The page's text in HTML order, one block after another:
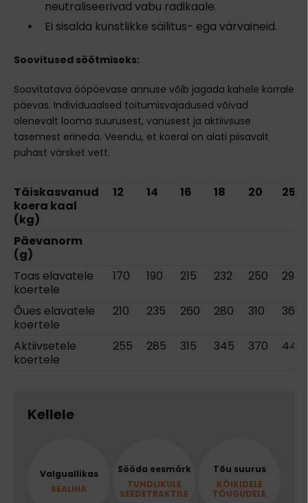
neutraliseerivad vabu radikaale.
Ei sisalda kunstlikke säilitus- ega värvaineid.
Soovitused söötmiseks:
Soovitatava ööpäevase annuse võib jagada kahele korrale
päevas. Individuaalsed toitumisvajadused võivad
olenevalt looma suurusest, vanusest ja aktiivsuse
tasemest erineda. Veendu, et koeral on alati piisavalt
puhast värsket vett.
Täiskasvanud
koera kaal
(kg)
12 14 16 18 20 25
Päevanorm
(g)
Toas elavatele
koertele
170 190 215 232 250 297
Õues elavatele
koertele
210 235 260 280 310 365
Aktiivsetele
koertele
255 285 315 345 370 440
Kellele
Valguallikas
SEALIHA
Sööda eesmärk
TUNDLIKULE
SEEDETRAKTILE
Tõu suurus
KÕIKIDELE
TÕUGUDELE